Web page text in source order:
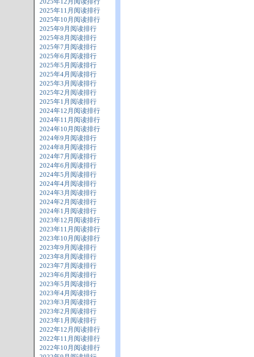
2025年11月阅读排行
2025年10月阅读排行
2025年9月阅读排行
2025年8月阅读排行
2025年7月阅读排行
2025年6月阅读排行
2025年5月阅读排行
2025年4月阅读排行
2025年3月阅读排行
2025年2月阅读排行
2025年1月阅读排行
2024年12月阅读排行
2024年11月阅读排行
2024年10月阅读排行
2024年9月阅读排行
2024年8月阅读排行
2024年7月阅读排行
2024年6月阅读排行
2024年5月阅读排行
2024年4月阅读排行
2024年3月阅读排行
2024年2月阅读排行
2024年1月阅读排行
2023年12月阅读排行
2023年11月阅读排行
2023年10月阅读排行
2023年9月阅读排行
2023年8月阅读排行
2023年7月阅读排行
2023年6月阅读排行
2023年5月阅读排行
2023年4月阅读排行
2023年3月阅读排行
2023年2月阅读排行
2023年1月阅读排行
2022年12月阅读排行
2022年11月阅读排行
2022年10月阅读排行